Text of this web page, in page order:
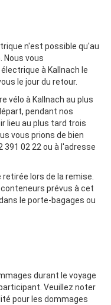
n'est possible qu'au
Nous vous
à Kallnach le
le jour du retour.
vélo à Kallnach au plus
pendant nos
lieu au plus tard trois
vous prions de bien
391 02 22 ou à l'adresse
lors de la remise.
prévus à cet
le porte-bagages ou
durant le voyage
Veuillez noter
pour les dommages